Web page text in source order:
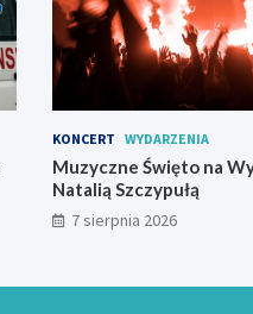
KONCERT WYDARZENIA
Muzyczne Święto na
Natalią Szczypułą
7 sierpnia 2026